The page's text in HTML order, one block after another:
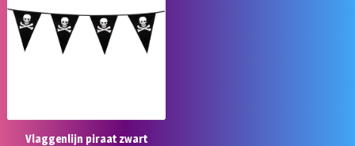
Vlaggenlijn piraat zwart